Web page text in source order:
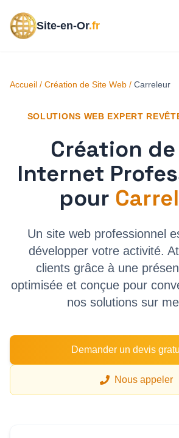
Site-en-Or.fr
Accueil / Création de Site Web / Carreleur
SOLUTIONS WEB EXPERT
Création
Internet
pour
Un site web professionnel
développer votre activité.
clients grâce à une
optimisée et conçue pour
nos solutions sur
Demander un devis
Nous appeler